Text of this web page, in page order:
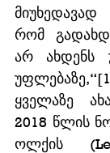
მიუხედავად
რომ
არ ახდენს
ყველაზე
2018 წლის
ოლქის